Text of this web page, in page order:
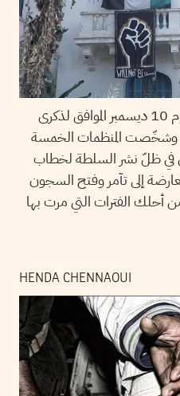
الحقوق والحريات في تونس، يوم 10 ديسمبر الموافق لذكرى
وشخّصت المنظمات الخمسة
في ظلّ نشر السلطة لخطاب
إلى تآمر وفتح السجون
أحلك الفترات التي مرت بها
HENDA CHENNAOUI